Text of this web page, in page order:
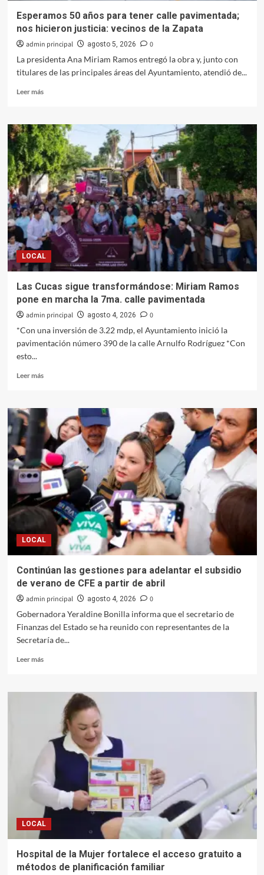
Esperamos 50 años para tener calle pavimentada;
nos hicieron justicia: vecinos de la Zapata
admin principal agosto 5, 2026
0
La presidenta Ana Miriam Ramos entregó la obra y, junto con
titulares de las principales áreas del Ayuntamiento, atendió de...
Leer másLeer
Esperamos
50
años
para
tener
calle
pavimentada;
nos
hicieron
justicia:
vecinos
de
la
Zapata
LOCAL
Las Cucas sigue transformándose: Miriam Ramos
pone en marcha la 7ma. calle pavimentada
admin principal agosto 4, 2026
0
*Con una inversión de 3.22 mdp, el Ayuntamiento inició la
pavimentación número 390 de la calle Arnulfo Rodríguez *Con
esto...
Leer másLeer
Las
Cucas
sigue
transformándose:
Miriam
Ramos
pone
en
marcha
la
7ma.
pavimentada
LOCAL
Continúan las gestiones para adelantar el subsidio
de verano de CFE a partir de abril
admin principal agosto 4, 2026
0
Gobernadora Yeraldine Bonilla informa que el secretario de
Finanzas del Estado se ha reunido con representantes de la
Secretaría de...
Leer másLeer
Continúan
gestiones
adelantar
verano
de
CFE
a
partir
LOCAL
Hospital de la Mujer fortalece el acceso gratuito a
métodos de planificación familiar